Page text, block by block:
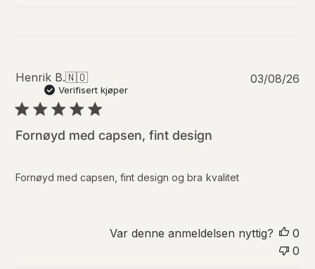
Henrik B.🇳🇴
Verifisert kjøper
Fornøyd med capsen, fint design
Fornøyd med capsen, fint design og bra kvalitet
P
s
d
03/08/26
Var denne anmeldelsen nyttig?
0
0